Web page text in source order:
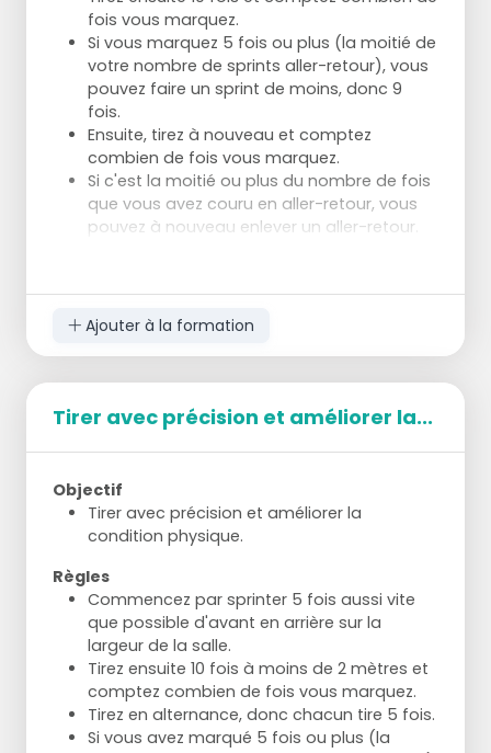
fois vous marquez.
Si vous marquez 5 fois ou plus (la moitié de
votre nombre de sprints aller-retour), vous
pouvez faire un sprint de moins, donc 9
fois.
Ensuite, tirez à nouveau et comptez
combien de fois vous marquez.
Si c'est la moitié ou plus du nombre de fois
que vous avez couru en aller-retour, vous
pouvez à nouveau enlever un aller-retour.
Ajouter à la formation
Tirer avec précision et améliorer la...
Objectif
Tirer avec précision et améliorer la
condition physique.
Règles
Commencez par sprinter 5 fois aussi vite
que possible d'avant en arrière sur la
largeur de la salle.
Tirez ensuite 10 fois à moins de 2 mètres et
comptez combien de fois vous marquez.
Tirez en alternance, donc chacun tire 5 fois.
Si vous avez marqué 5 fois ou plus (la